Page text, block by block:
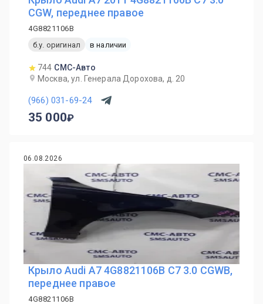
CGW, переднее правое
4G8821106B
б.у. оригинал
в наличии
744 СМС-Авто
Москва, ул. Генерала Дорохова, д. 20
(966) 031-69-24
35 000
06.08.2026
Крыло Audi A7 4G8821106B C7 3.0 CGWB,
переднее правое
4G8821106B